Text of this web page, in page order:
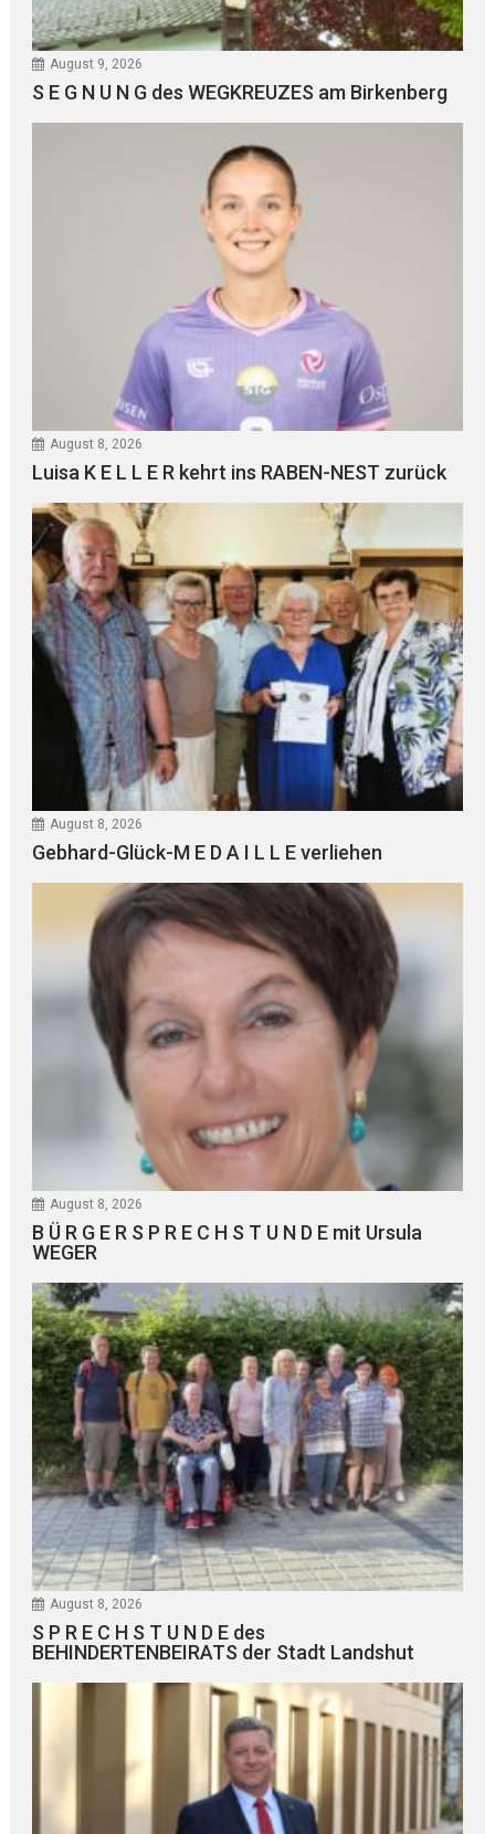
August 9, 2026
S E G N U N G des WEGKREUZES am Birkenberg
August 8, 2026
Luisa K E L L E R kehrt ins RABEN-NEST zurück
August 8, 2026
Gebhard-Glück-M E D A I L L E verliehen
August 8, 2026
B Ü R G E R S P R E C H S T U N D E mit Ursula
WEGER
August 8, 2026
S P R E C H S T U N D E des
BEHINDERTENBEIRATS der Stadt Landshut